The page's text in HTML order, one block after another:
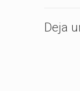
Deja